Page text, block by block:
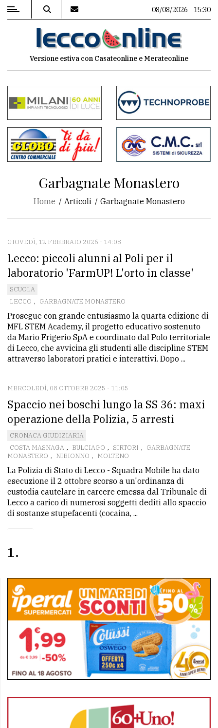
MENU
commenti
Contenuti
del
sito
CONTATTI
La
redazione
Scrivici
Per
tua
pubblicità
Cerca
per
comune
Ricerca
avanzata
LE
ALTRE
TESTATE
PRIVACY
Privacy
policy
Cookie
policy
08/08/2026 - 15:30
Versione estiva con Casateonline e Merateonline
Garbagnate Monastero
Home Articoli Garbagnate Monastero
GIOVEDÌ, 12 FEBBRAIO 2026 - 14:08
Lecco: piccoli alunni al Poli per il
laboratorio 'FarmUP! L'orto in classe'
SCUOLA
LECCO , GARBAGNATE MONASTERO
Prosegue con grande entusiasmo la quarta edizione di
MFL STEM Academy, il progetto educativo sostenuto
da Mario Frigerio SpA e coordinato dal Polo territoriale
di Lecco, che avvicina gli studenti alle discipline STEM
attraverso laboratori pratici e interattivi. Dopo ...
MERCOLEDÌ, 08 OTTOBRE 2025 - 11:05
Spaccio nei boschi lungo la SS 36: maxi
operazione della Polizia, 5 arresti
CRONACA GIUDIZIARIA
COSTA MASNAGA , BULCIAGO , SIRTORI , GARBAGNATE
MONASTERO , NIBIONNO , MOLTENO
La Polizia di Stato di Lecco - Squadra Mobile ha dato
esecuzione il 2 ottobre scorso a un'ordinanza di
custodia cautelare in carcere emessa dal Tribunale di
Lecco a carico di numerosi soggetti dediti allo spaccio
di sostanze stupefacenti (cocaina, ...
1